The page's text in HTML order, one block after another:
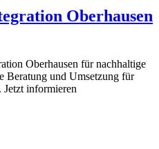
Oberhausen
Oberhausen für nachhaltige
Beratung und Umsetzung für
informieren